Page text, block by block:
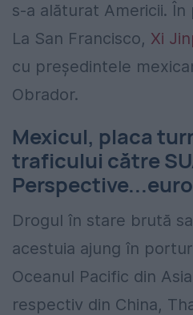
s-a alăturat Americii.
La San Francisco, Xi
cu președintele
Obrador.
Mexicul, placa
traficului către
Drogul în stare brută
acestuia ajung în
Oceanul Pacific din
respectiv din China,